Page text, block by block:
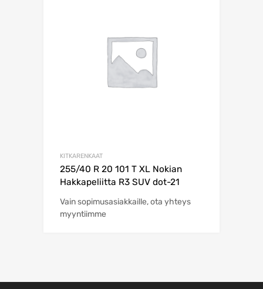
KITKARENKAAT
255/40 R 20 101 T XL Nokian
Hakkapeliitta R3 SUV dot-21
Vain sopimusasiakkaille, ota yhteys
myyntiimme